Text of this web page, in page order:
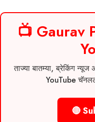
📺 Gaurav
ताज्या बातम्या, ब्रेकिंग न्यूज
YouTube
🔴